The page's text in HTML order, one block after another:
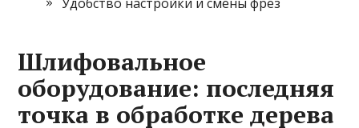
Шлифовальное
оборудование: последняя
точка в обработке дерева